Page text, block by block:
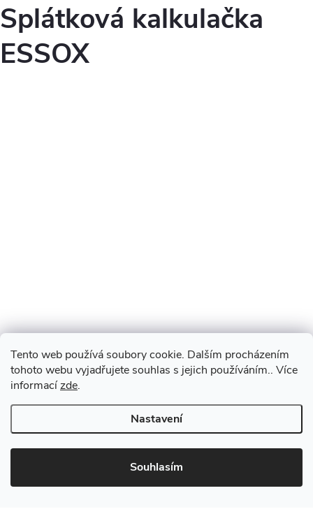
Tento web používá soubory cookie. Dalším procházením
tohoto webu vyjadřujete souhlas s jejich používáním.. Více
informacízde.
Nastavení
Souhlasím
Splátková kalkulačka
ESSOX